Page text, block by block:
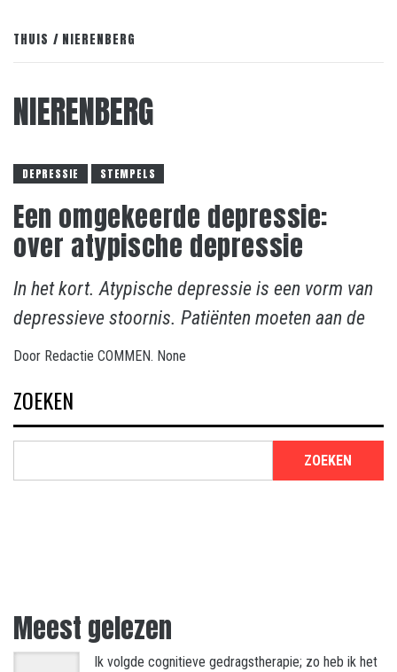
THUIS NIERENBERG
NIERENBERG
DEPRESSIE STEMPELS
Een omgekeerde depressie:
over atypische depressie
In het kort. Atypische depressie is een vorm van
depressieve stoornis. Patiënten moeten aan de
Door Redactie COMMEN. None
ZOEKEN
ZOEKEN
Meest gelezen
Ik volgde cognitieve gedragstherapie; zo heb ik het